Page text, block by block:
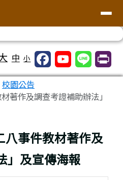
中 小
校園公告
著作及調查考證補助辦法」
八事件教材著作及
」及宣傳海報